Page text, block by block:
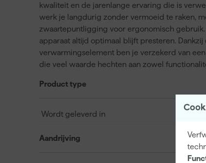
kwaliteit en de jarenlange ervaring die is
werk je langdurig zonder vermoeid te raken,
zwaartepuntligging voor ergonomisch
apparaat altijd optimaal blijft presteren.
verwarmingselement ben je verzekerd van
die veel waarde hechten aan zowel
Product type
Wordt geleverd in
Aandrijving